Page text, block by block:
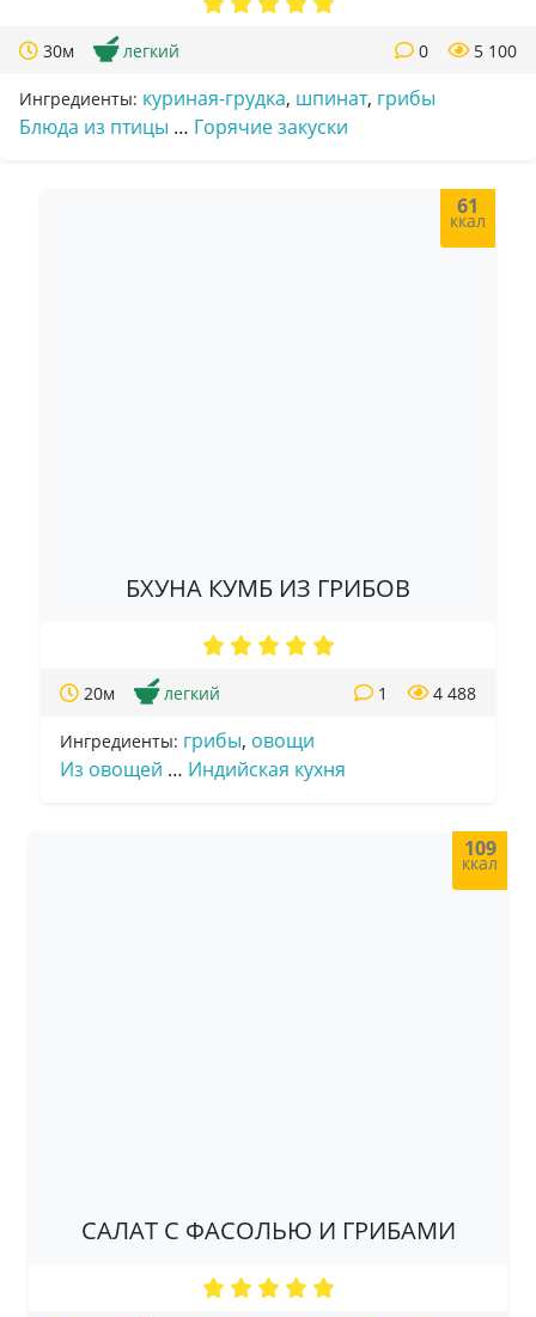
30м легкий 5 100
0
Ингредиенты: куриная-грудка, шпинат, грибы
Блюда из птицы … Горячие закуски
61
ккал
БХУНА КУМБ ИЗ ГРИБОВ
20м легкий 4 488
1
Ингредиенты: грибы, овощи
Из овощей … Индийская кухня
109
ккал
САЛАТ С ФАСОЛЬЮ И ГРИБАМИ